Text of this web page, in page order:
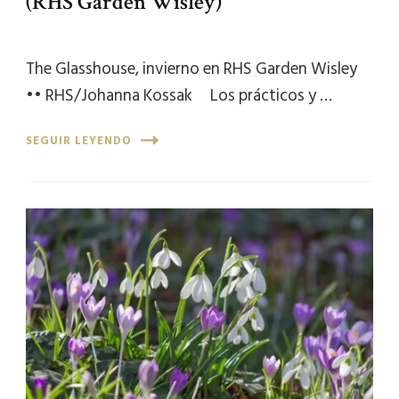
The Glasshouse, invierno en RHS Garden Wisley
•• RHS/Johanna Kossak Los prácticos y …
SEGUIR LEYENDO